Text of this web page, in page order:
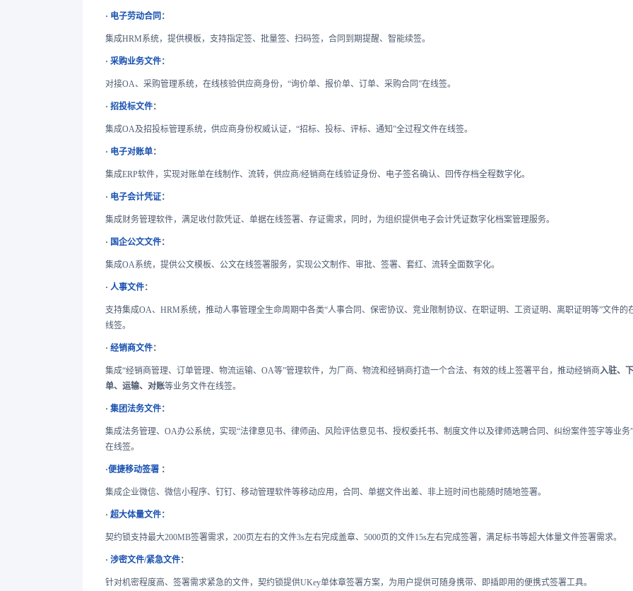
· 电子劳动合同 ：
集成HRM系统，提供模板，支持指定签、批量签、扫码签，合同到期提醒、智能续签。
· 采购业务文件：
对接OA、采购管理系统，在线核验供应商身份，“询价单、报价单、订单、采购合同”在线签。
· 招投标文件：
集成OA及招投标管理系统，供应商身份权威认证，“招标、投标、评标、通知”全过程文件在线签。
· 电子对账单：
集成ERP软件，实现对账单在线制作、流转，供应商/经销商在线验证身份、电子签名确认、回传存档全程数字化。
· 电子会计凭证：
集成财务管理软件，满足收付款凭证、单据在线签署、存证需求，同时，为组织提供电子会计凭证数字化档案管理服务。
· 国企公文文件：
集成OA系统，提供公文模板、公文在线签署服务，实现公文制作、审批、签署、套红、流转全面数字化。
· 人事文件：
支持集成OA、HRM系统，推动人事管理全生命周期中各类“人事合同、保密协议、竞业限制协议、在职证明、工资证明、离职证明等”文件的
线签。
· 经销商文件：
集成“经销商管理、订单管理、物流运输、OA等”管理软件，为厂商、物流和经销商打造一个合法、有效的线上签署平台，推动经销商入驻、下
单、运输、对账等业务文件在线签。
· 集团法务文件：
集成法务管理、OA办公系统，实现“法律意见书、律师函、风险评估意见书、授权委托书、制度文件以及律师选聘合同、纠纷案件签字等业务”
在线签。
·便捷移动签署 ：
集成企业微信、微信小程序、钉钉、移动管理软件等移动应用，合同、单据文件出差、非上班时间也能随时随地签署。
· 超大体量文件：
契约锁支持最大200MB签署需求，200页左右的文件3s左右完成盖章、5000页的文件15s左右完成签署，满足标书等超大体量文件签署需求。
· 涉密文件/紧急文件：
针对机密程度高、签署需求紧急的文件，契约锁提供UKey单体章签署方案，为用户提供可随身携带、即插即用的便携式签署工具。